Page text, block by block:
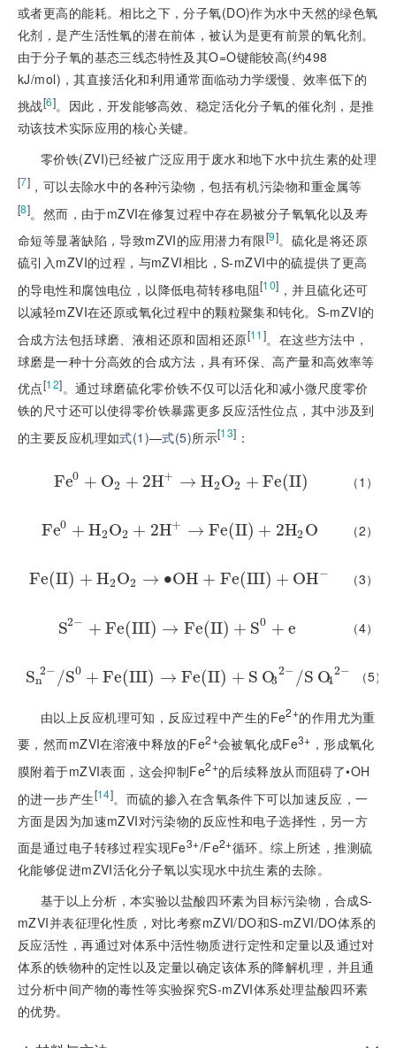
或者更高的能耗。相比之下，分子氧(DO)作为水中天然的绿色氧
化剂，是产生活性氧的潜在前体，被认为是更有前景的氧化剂。
由于分子氧的基态三线态特性及其O=O键能较高(约498
kJ/mol)，其直接活化和利用通常面临动力学缓慢、效率低下的
挑战[6]。因此，开发能够高效、稳定活化分子氧的催化剂，是推
动该技术实际应用的核心关键。
零价铁(ZVI)已经被广泛应用于废水和地下水中抗生素的处理
[7] ，可以去除水中的各种污染物，包括有机污染物和重金属等
[8]。然而，由于mZVI在修复过程中存在易被分子氧氧化以及寿
命短等显著缺陷，导致mZVI的应用潜力有限[9]。硫化是将还原
硫引入mZVI的过程，与mZVI相比，S-mZVI中的硫提供了更高
的导电性和腐蚀电位，以降低电荷转移电阻[10] ，并且硫化还可
以减轻mZVI在还原或氧化过程中的颗粒聚集和钝化。S-mZVI的
合成方法包括球磨、液相还原和固相还原[11]。在这些方法中，
球磨是一种十分高效的合成方法，具有环保、高产量和高效率等
优点[12]。通过球磨硫化零价铁不仅可以活化和减小微尺度零价
铁的尺寸还可以使得零价铁暴露更多反应活性位点，其中涉及到
的主要反应机理如式(1)—式(5)所示[13] ：
Fe0 + O2 + 2H+ → H2O2 + Fe(II)
F e0+ O2+2H+ →H2O2+F e( I) （1）
Fe0 + H2O2 + 2H+ → Fe(II) + 2H2 O
Fe0+H2 O2+2H+ →Fe(II)+2H2O （2）
Fe(II) + H2O2 → ∙OH + Fe(III) + OH−
Fe(II)+H2 O2 →•OH +F e(III)+OH - （3）
S2− + Fe(III) → Fe(II) + S0 + e
S2-+Fe(II )→ Fe(II)+S 0+ e （4）
Sn
2− /S0 + Fe(III) → Fe(II) + S O3
2− /S O4
2−
Sn 2- S0+Fe(II )→ Fe(II)+S O3 2- /SO42- （5）
由以上反应机理可知，反应过程中产生的Fe2+的作用尤为重
要，然而mZVI在溶液中释放的Fe2+会被氧化成Fe3+ ，形成氧化
膜附着于mZVI表面，这会抑制Fe2+的后续释放从而阻碍了•OH
的进一步产生[14]。而硫的掺入在含氧条件下可以加速反应，一
方面是因为加速mZVI对污染物的反应性和电子选择性，另一方
面是通过电子转移过程实现Fe3+/Fe2+循环。综上所述，推测硫
化能够促进mZVI活化分子氧以实现水中抗生素的去除。
基于以上分析，本实验以盐酸四环素为目标污染物，合成S-
mZVI并表征理化性质，对比考察mZVI/DO和S-mZVI/DO体系的
反应活性，再通过对体系中活性物质进行定性和定量以及通过对
体系的铁物种的定性以及定量以确定该体系的降解机理，并且通
过分析中间产物的毒性等实验探究S-mZVI体系处理盐酸四环素
的优势。